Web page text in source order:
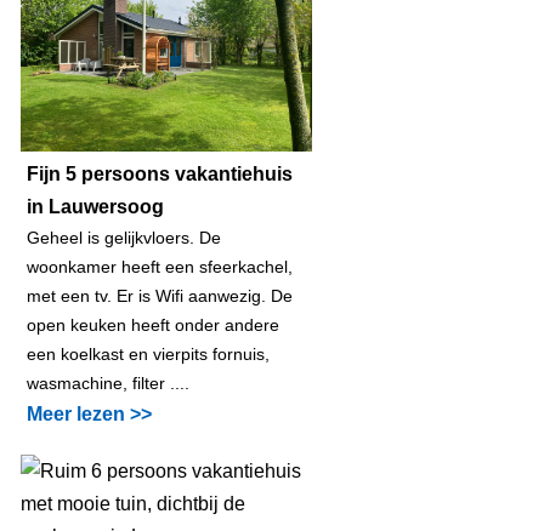
Fijn 5 persoons vakantiehuis
in Lauwersoog
Geheel is gelijkvloers. De
woonkamer heeft een sfeerkachel,
met een tv. Er is Wifi aanwezig. De
open keuken heeft onder andere
een koelkast en vierpits fornuis,
wasmachine, filter ....
Meer lezen >>